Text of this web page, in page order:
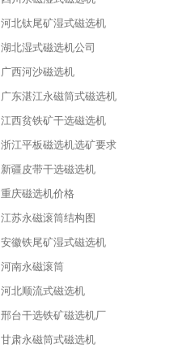
河北钛尾矿湿式磁选机
湖北湿式磁选机公司
广西河沙磁选机
广东湛江永磁筒式磁选机
江西贫铁矿干选磁选机
浙江平板磁选机选矿要求
新疆皮带干选磁选机
重庆磁选机价格
江苏永磁滚筒结构图
安徽铁尾矿湿式磁选机
河南永磁滚筒
河北顺流式磁选机
邢台干选铁矿磁选机厂
甘肃永磁筒式磁选机